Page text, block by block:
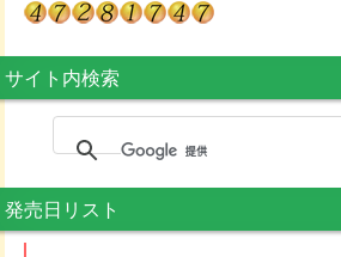
サイト内検索
発売日リスト